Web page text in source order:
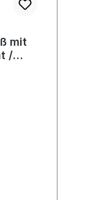
mit
/